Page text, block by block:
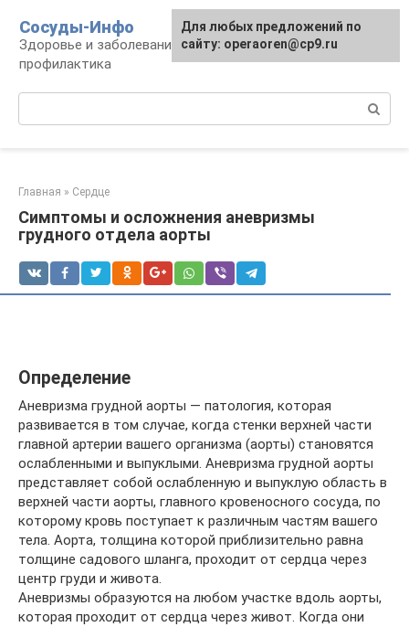
контенту
Сосуды-Инфо
Здоровье и заболевания сосудов и сердца,
профилактика
Главная » Сердце
Симптомы и осложнения аневризмы
грудного отдела аорты
Определение
Аневризма грудной аорты — патология, которая
развивается в том случае, когда стенки верхней части
главной артерии вашего организма (аорты) становятся
ослабленными и выпуклыми. Аневризма грудной аорты
представляет собой ослабленную и выпуклую область в
верхней части аорты, главного кровеносного сосуда, по
которому кровь поступает к различным частям вашего
тела. Аорта, толщина которой приблизительно равна
толщине садового шланга, проходит от сердца через
центр груди и живота.
Аневризмы образуются на любом участке вдоль аорты,
которая проходит от сердца через живот. Когда они
Для любых предложений по
сайту: operaoren@cp9.ru